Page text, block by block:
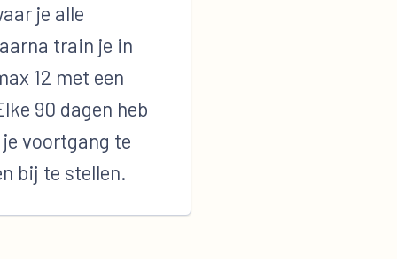
je alle
train je in
12 met een
90 dagen heb
voortgang te
bij te stellen.